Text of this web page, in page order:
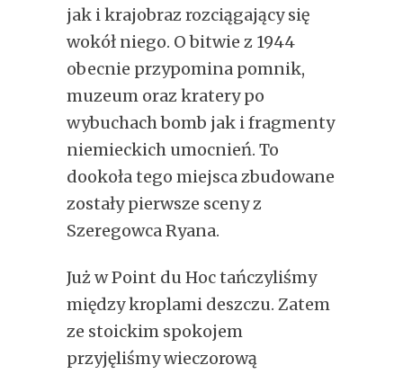
jak i krajobraz rozciągający się
wokół niego. O bitwie z 1944
obecnie przypomina pomnik,
muzeum oraz kratery po
wybuchach bomb jak i fragmenty
niemieckich umocnień. To
dookoła tego miejsca zbudowane
zostały pierwsze sceny z
Szeregowca Ryana.
Już w Point du Hoc tańczyliśmy
między kroplami deszczu. Zatem
ze stoickim spokojem
przyjęliśmy wieczorową